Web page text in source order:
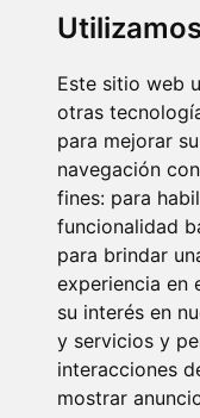
Este sitio web
otras
para mejorar
navegación
fines: para
funcionalidad
para brindar
experiencia en
su interés en
y servicios y
interacciones
mostrar
Plaza París, 3
07010 Palma de
+34 971 902 011
Lope de Vega, 2
07013 Palma de
+34 971 910 801